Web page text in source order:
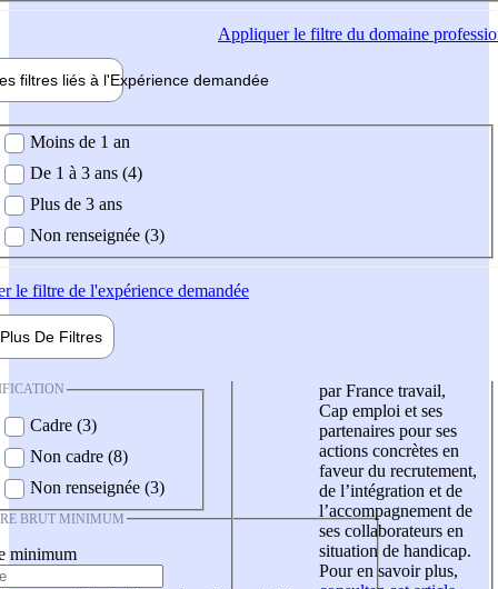
Appliquerle filtre du domaine
filtres liés à l'Expérience demandée
demandée
Moins de 1 an
De 1 à 3 ans (4)
Plus de 3 ans
Non renseignée (3)
le filtre de l'expérience demandée
Plus De Filtres
Cadre (3)
Non cadre (8)
Non renseignée (3)
BRUT MINIMUM
minimum
par France travail,
Cap emploi et ses
partenaires pour ses
actions concrètes en
faveur du recrutement,
de l’intégration et de
l’accompagnement de
ses collaborateurs en
situation de handicap.
Pour en savoir plus,